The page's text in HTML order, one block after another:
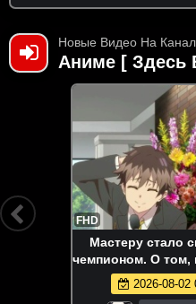
Новые Видео На
Аниме [ Здесь
FHD
Мастеру стало
чемпионом. О том,
драконов.
2026-08-02